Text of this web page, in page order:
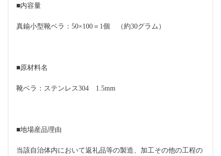
■内容量
真鍮小型靴ベラ：50×100＝1個　（約30グラム）
■原材料名
靴ベラ：ステンレス304　1.5mm
■地場産品理由
当該自治体内において返礼品等の製造、加工その他の工程の